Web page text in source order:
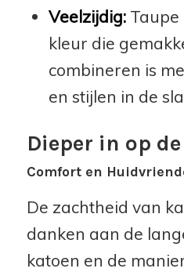
Veelzijdig:Taupe
kleur die
combineren is
en stijlen in de
Dieper in op
Comfort en
De zachtheid van
danken aan de
katoen en de